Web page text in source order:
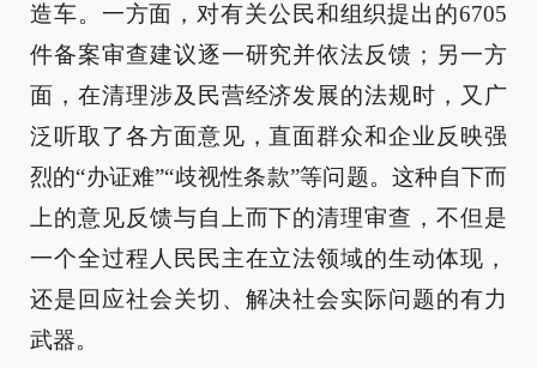
造车。一方面，对有关公民和组织提出的6705
件备案审查建议逐一研究并依法反馈；另一方
面，在清理涉及民营经济发展的法规时，又广
泛听取了各方面意见，直面群众和企业反映强
烈的“办证难”“歧视性条款”等问题。这种自下而
上的意见反馈与自上而下的清理审查，不但是
一个全过程人民民主在立法领域的生动体现，
还是回应社会关切、解决社会实际问题的有力
武器。